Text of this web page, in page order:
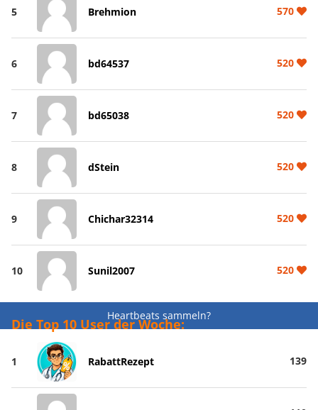
5 Brehmion 570
6 bd64537 520
7 bd65038 520
8 dStein 520
9 Chichar32314 520
10 Sunil2007 520
Heartbeats sammeln?
Die Top 10 User der Woche:
1 RabattRezept 139